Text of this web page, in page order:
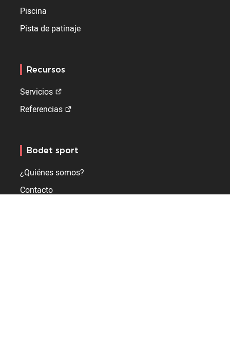
Piscina
Pista de patinaje
Recursos
Servicios
Referencias
Bodet sport
¿Quiénes somos?
Contacto